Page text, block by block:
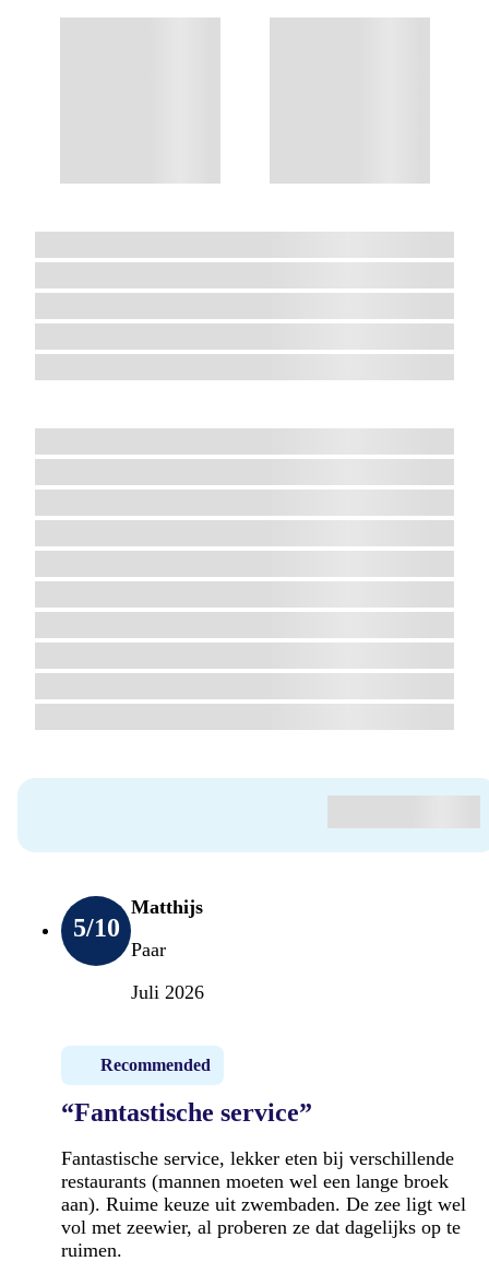
5/10
Matthijs
Paar
Juli 2026
Recommended
“Fantastische service”
Fantastische service, lekker eten bij verschillende
restaurants (mannen moeten wel een lange broek
aan). Ruime keuze uit zwembaden. De zee ligt wel
vol met zeewier, al proberen ze dat dagelijks op te
ruimen.